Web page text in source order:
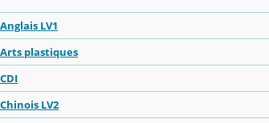
Anglais LV1
Arts plastiques
CDI
Chinois LV2